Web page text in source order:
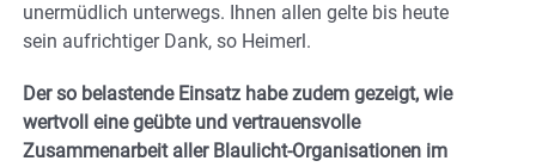
unermüdlich unterwegs. Ihnen allen gelte bis heute
sein aufrichtiger Dank, so Heimerl.
Der so belastende Einsatz habe zudem gezeigt, wie
wertvoll eine geübte und vertrauensvolle
Zusammenarbeit aller Blaulicht-Organisationen im